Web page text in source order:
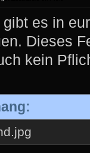
es in
Dieses
kein